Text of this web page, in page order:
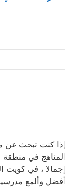
إذا كنت تبحث عن
المناهج في منطقة
إجمالا ، في
أفضل وألمع